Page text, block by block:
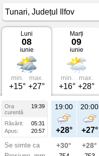
Vremea
Tunari
08
iunie
2026
Județul
Ilfov
Luni
08
iunie
min.
+15°
max.
+27°
Marți
09
iunie
min.
+16°
max.
+28°
Ora
19:39
curentă
Răsărit:
05:31
Apus:
20:57
Se simte ca
19:00
+28°
+30°
20:00
+27°
+28°